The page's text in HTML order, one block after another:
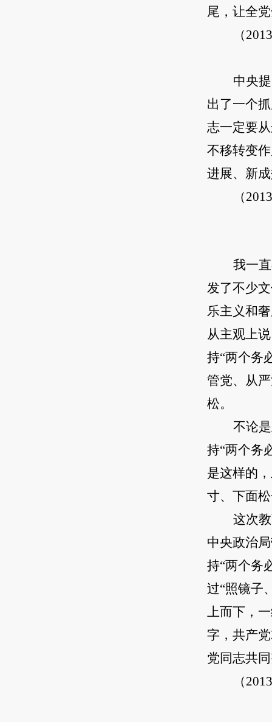
尾，让全
（
中央
出了一个
志一定要
不移转变
进展、新
（
我一
发了不少
乐主义和
从主观上
持“两个务
管党、从
松。
不论
持“两个务
是这样的
寸、下面
这次
中央政治
持“两个务
过“照镜子
上而下，
字，共产
党同志共
（